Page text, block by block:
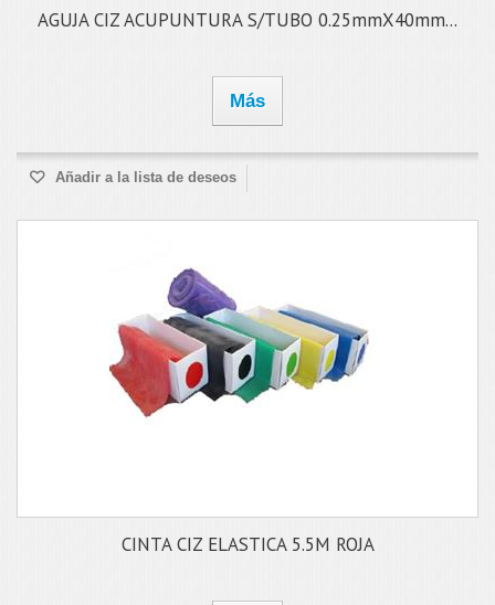
AGUJA CIZ ACUPUNTURA S/TUBO 0.25mmX40mm...
Más
Añadir a la lista de deseos
CINTA CIZ ELASTICA 5.5M ROJA